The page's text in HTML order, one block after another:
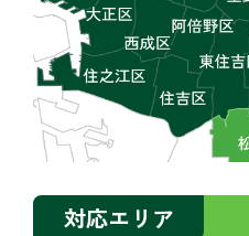
対応エリア